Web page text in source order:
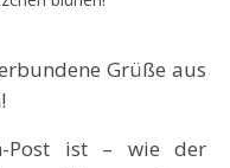
Post ist – wie der